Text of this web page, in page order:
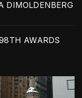
DIMOLDENBERG
AWARDS